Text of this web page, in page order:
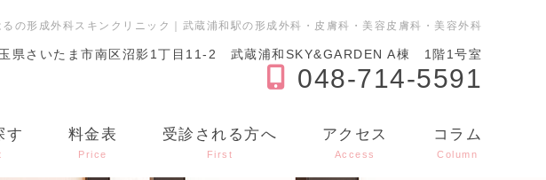
の形成外科スキンクリニック｜武蔵浦和駅の形成外科・皮膚科・美容皮膚科・美容外科
県さいたま市南区沼影1丁目11-2 武蔵浦和SKY&GARDEN A棟 1階1号室
048-714-5591
す 料金表
Price
受診される方へ
First
アクセス
Access
コラム
Column